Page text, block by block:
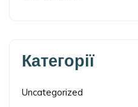
Категорії
Uncategorized